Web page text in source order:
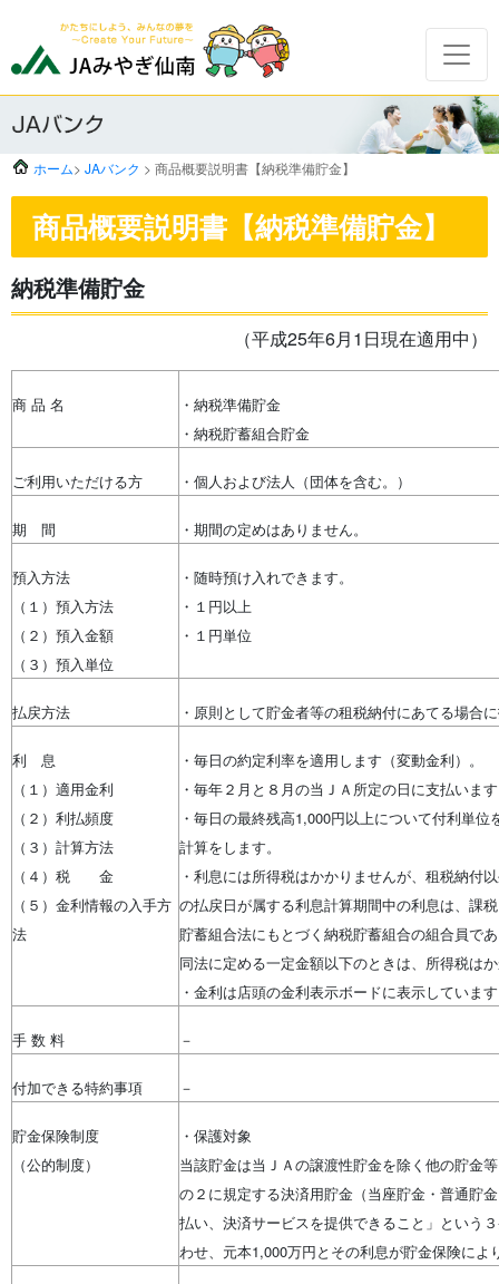
ホーム> JAバンク > 商品概要説明書【納税準備貯金】
商品概要説明書【納税準備貯金】
納税準備貯金
（平成25年6月1日現在適用中）
商 品 名
・納税準備貯金
・納税貯蓄組合貯金
ご利用いただける方 ・個人および法人（団体を含む。）
期 間 ・期間の定めはありません。
預入方法
（１）預入方法
（２）預入金額
（３）預入単位
・随時預け入れできます。
・１円以上
・１円単位
払戻方法 ・原則として貯金者等の租税納付にあてる場合
利 息
（１）適用金利
（２）利払頻度
（３）計算方法
（４）税 金
（５）金利情報の入手方
法
・毎日の約定利率を適用します（変動金利）。
・毎年２月と８月の当ＪＡ所定の日に支払いま
・毎日の最終残高1,000円以上について付利単
計算をします。
・利息には所得税はかかりませんが、租税納付
の払戻日が属する利息計算期間中の利息は、課
貯蓄組合法にもとづく納税貯蓄組合の組合員で
同法に定める一定金額以下のときは、所得税は
・金利は店頭の金利表示ボードに表示していま
手 数 料 －
付加できる特約事項 －
貯金保険制度
（公的制度）
・保護対象
当該貯金は当ＪＡの譲渡性貯金を除く他の貯金
の２に規定する決済用貯金（当座貯金・普通貯
払い、決済サービスを提供できること」という
わせ、元本1,000万円とその利息が貯金保険によ